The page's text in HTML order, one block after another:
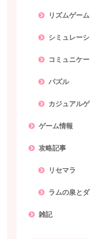
リズムゲーム
シミュレー
コミュニケ
パズル
カジュアル
ゲーム情報
攻略記事
リセマラ
ラムの泉と
雑記